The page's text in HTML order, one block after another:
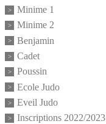
Minime 1
Minime 2
Benjamin
Cadet
Poussin
Ecole Judo
Eveil Judo
Inscriptions 2022/2023